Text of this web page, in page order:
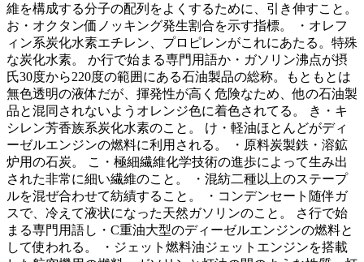
維を構成する分子の配列をよくするために、引き伸すこと。
お・オクタン価ノッキング発生割合を示す指標。 ・オレフ
ィン系炭化水素エチレン、プロピレンがこれにあたる。特殊
な炭化水素。 か行で始まる専門用語か・ガソリン沸点が摂
氏30度から220度の範囲にある石油製品の総称。もともとは
無色透明の液体だが、揮発性が高く危険なため、他の石油製
品と混同されないようオレンジ色に着色されてる。 き・キ
シレン芳香族系炭化水素のこと。 け・軽油ほとんどがディ
ーゼルエンジンの燃料に利用される。 ・原料炭製鉄・溶鉱
炉用の石炭。 こ・極細繊維化学技術の進歩によって生み出
された非常に細い繊維のこと。 ・混紡二種以上のステープ
ルを混ぜ合わせて紡績すること。 ・コンデンセート随伴ガ
スで、冷えて液状になった天然ガソリンのこと。 さ行で始
まる専門用語し・C重油大型のディーゼルエンジンの燃料と
して使われる。 ・ジェット燃料油ジェットエンジンを搭載